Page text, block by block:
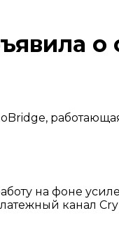
о
на фоне
канал